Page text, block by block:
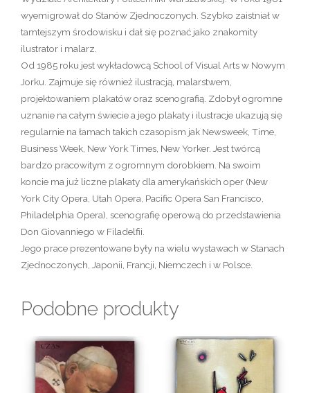
wyemigrował do Stanów Zjednoczonych. Szybko zaistniał w
tamtejszym środowisku i dał się poznać jako znakomity
ilustrator i malarz.
Od 1985 roku jest wykładowcą School of Visual Arts w Nowym
Jorku. Zajmuje się również ilustracją, malarstwem,
projektowaniem plakatów oraz scenografią. Zdobył ogromne
uznanie na całym świecie a jego plakaty i ilustracje ukazują się
regularnie na łamach takich czasopism jak Newsweek, Time,
Business Week, New York Times, New Yorker. Jest twórcą
bardzo pracowitym z ogromnym dorobkiem. Na swoim
koncie ma już liczne plakaty dla amerykańskich oper (New
York City Opera, Utah Opera, Pacific Opera San Francisco,
Philadelphia Opera), scenografię operową do przedstawienia
Don Giovanniego w Filadelfii.
Jego prace prezentowane były na wielu wystawach w Stanach
Zjednoczonych, Japonii, Francji, Niemczech i w Polsce.
Podobne produkty